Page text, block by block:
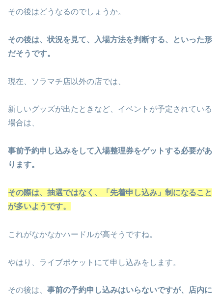
その後はどうなるのでしょうか。
その後は、状況を見て、入場方法を判断する、といった形
だそうです。
現在、ソラマチ店以外の店では、
新しいグッズが出たときなど、イベントが予定されている
場合は、
事前予約申し込みをして入場整理券をゲットする必要があ
ります。
その際は、抽選ではなく、「先着申し込み」制になること
が多いようです。
これがなかなかハードルが高そうですね。
やはり、ライブポケットにて申し込みをします。
その後は、 事前の予約申し込みはいらないですが、店内に